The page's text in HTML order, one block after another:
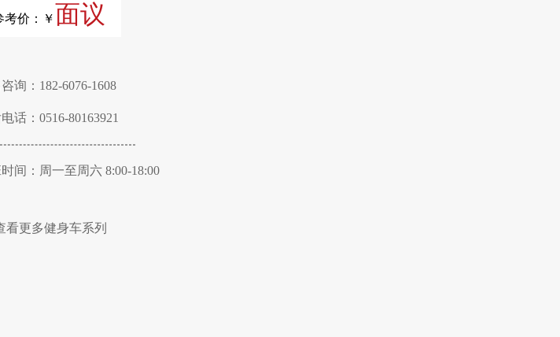
考价：￥面议
询：182-6076-1608
话：0516-80163921
时间：周一至周六 8:00-18:00
看更多健身车系列